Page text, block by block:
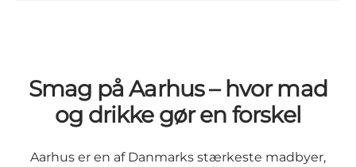
Smag på Aarhus – hvor mad
og drikke gør en forskel
Aarhus er en af Danmarks stærkeste madbyer,